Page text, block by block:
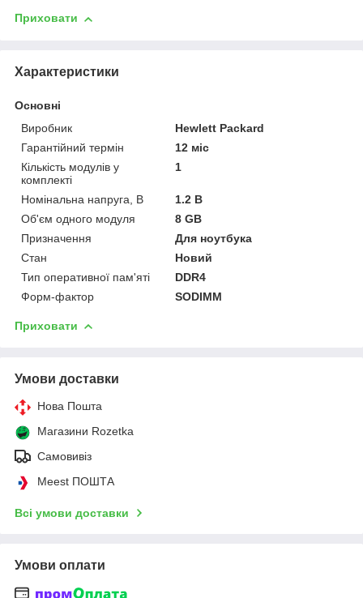
Приховати
Характеристики
Основні
Виробник
Hewlett Packard
Гарантійний термін
12 міс
Кількість модулів у
комплекті
1
Номінальна напруга, В
1.2 В
Об'єм одного модуля
8 GB
Призначення
Для ноутбука
Стан
Новий
Тип оперативної пам'яті
DDR4
Форм-фактор
SODIMM
Приховати
Умови доставки
Нова Пошта
Магазини Rozetka
Самовивіз
Meest ПОШТА
Всі умови доставки
Умови оплати